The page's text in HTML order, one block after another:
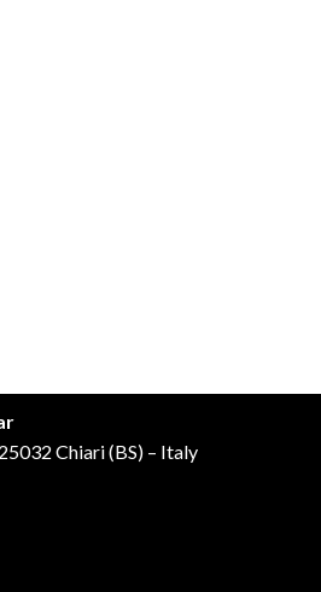
Chiari (BS) – Italy